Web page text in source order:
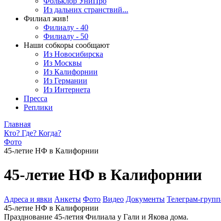
Из дальних странствий...
Филиал жив!
Филиалу - 40
Филиалу - 50
Наши собкоры сообщают
Из Новосибирска
Из Москвы
Из Калифорнии
Из Германии
Из Интернета
Пресса
Реплики
Главная
Кто? Где? Когда?
Фото
45-летие НФ в Калифорнии
45-летие НФ в Калифорнии
Адреса и явки Анкеты Фото Видео Документы Телеграм-
45-летие НФ в Калифорнии
Празднование 45-летия Филиала у Гали и Якова дома.